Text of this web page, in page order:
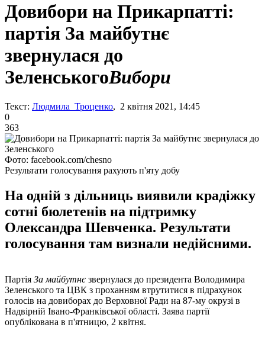
Довибори на Прикарпатті:
партія За майбутнє
звернулася до
ЗеленськогоВибори
Текст: Людмила Троценко, 2 квітня 2021, 14:45
0
363
Фото: facebook.com/chesno
Результати голосування рахують п'яту добу
На одній з дільниць виявили крадіжку
сотні бюлетенів на підтримку
Олександра Шевченка. Результати
голосування там визнали недійсними.
Партія За майбутнє звернулася до президента Володимира
Зеленського та ЦВК з проханням втрутитися в підрахунок
голосів на довиборах до Верховної Ради на 87-му окрузі в
Надвірній Івано-Франківської області. Заява партії
опублікована в п'ятницю, 2 квітня.